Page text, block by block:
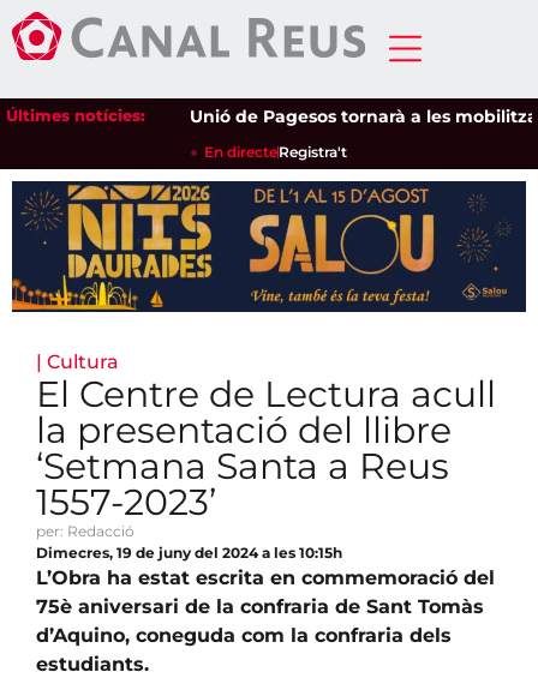
Últimes notícies: Unió de Pagesos tornarà a les
En directeRegistra't
| Cultura
El Centre de Lectura acull
la presentació del llibre
‘Setmana Santa a Reus
1557-2023’
per: Redacció
Dimecres, 19 de juny del 2024 a les 10:15h
L’Obra ha estat escrita en commemoració del
75è aniversari de la confraria de Sant Tomàs
d’Aquino, coneguda com la confraria dels
estudiants.